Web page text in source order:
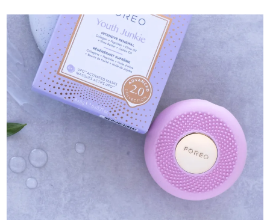
Szwecja
Oczekiwany czas dostawy
Szwajcaria
Oczekiwany czas dostawy
Tajwan
Oczekiwany czas dostawy
8/15/26
Tajlandia
Oczekiwany czas dostawy
8/14/26
Turcja
Oczekiwany czas dostawy
8/11/26